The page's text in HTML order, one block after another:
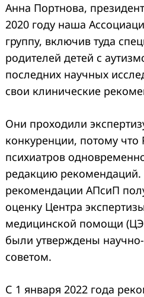
Анна Портнова,
2020 году наша
группу, включив туда
родителей детей с
последних научных
свои клинические
Они проходили
конкуренции, потому что
психиатров
редакцию рекомендаций.
рекомендации АПсиП
оценку Центра
медицинской помощи
были утверждены
советом.
С 1 января 2022 года